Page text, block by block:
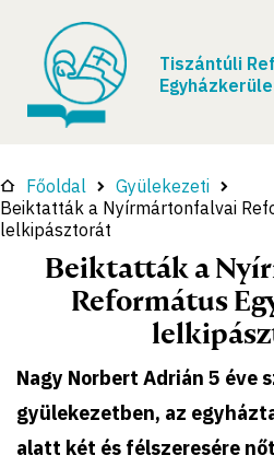
Tiszántúli
Főoldal
Gyülekezeti
Beiktatták a Nyírmártonfalvai
lelkipásztorát
Beiktatták a
Református
Nagy Norbert Adrián 5 éve
gyülekezetben, az
alatt két és félszeresére